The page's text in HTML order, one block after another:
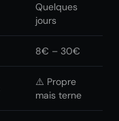
Quelques
jours
8€ – 30€
⚠️ Propre
mais terne